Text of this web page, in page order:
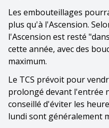
Les embouteillages
plus qu'à l'Ascension.
l'Ascension est resté
cette année, avec des
maximum.
Le TCS prévoit pour
prolongé devant l'entrée
conseillé d'éviter les
lundi sont généralement